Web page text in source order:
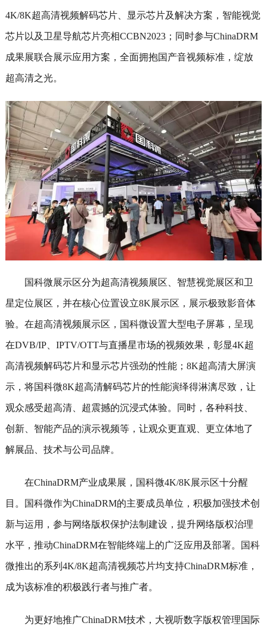
4K/8K超高清视频解码芯片、显示芯片及解决方案，智能视觉
芯片以及卫星导航芯片亮相CCBN2023；同时参与ChinaDRM
成果展联合展示应用方案，全面拥抱国产音视频标准，绽放
超高清之光。
国科微展示区分为超高清视频展区、智慧视觉展区和卫
星定位展区，并在核心位置设立8K展示区，展示极致影音体
验。在超高清视频展示区，国科微设置大型电子屏幕，呈现
在DVB/IP、IPTV/OTT与直播星市场的视频效果，彰显4K超
高清视频解码芯片和显示芯片强劲的性能；8K超高清大屏演
示，将国科微8K超高清解码芯片的性能演绎得淋漓尽致，让
观众感受超高清、超震撼的沉浸式体验。同时，各种科技、
创新、智能产品的演示视频等，让观众更直观、更立体地了
解展品、技术与公司品牌。
在ChinaDRM产业成果展，国科微4K/8K展示区十分醒
目。国科微作为ChinaDRM的主要成员单位，积极加强技术创
新与运用，参与网络版权保护法制建设，提升网络版权治理
水平，推动ChinaDRM在智能终端上的广泛应用及部署。国科
微推出的系列4K/8K超高清视频芯片均支持ChinaDRM标准，
成为该标准的积极践行者与推广者。
为更好地推广ChinaDRM技术，大视听数字版权管理国际